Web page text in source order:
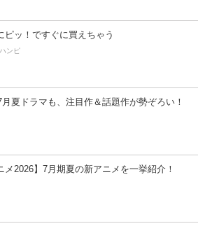
ピッ！ですぐに買えちゃう
ンピ
夏ドラマも、注目作＆話題作が勢ぞろい！
メ2026】7月期夏の新アニメを一挙紹介！